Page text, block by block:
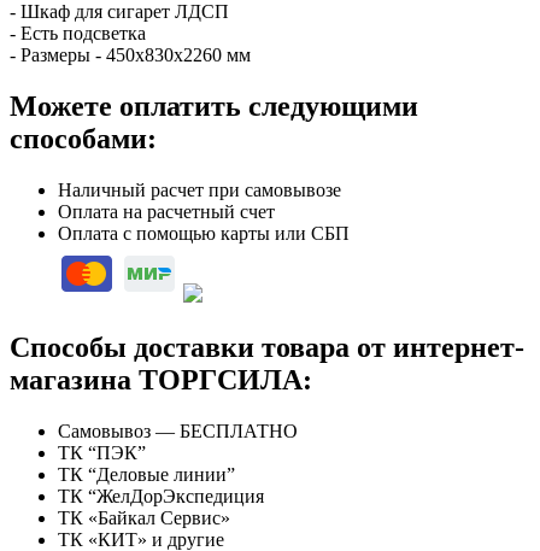
- Шкаф для сигарет ЛДСП
- Есть подсветка
- Размеры - 450х830х2260 мм
Можете оплатить следующими
способами:
Наличный расчет при самовывозе
Оплата на расчетный счет
Оплата с помощью карты или СБП
Способы доставки товара от интернет-
магазина ТОРГСИЛА:
Самовывоз — БЕСПЛАТНО
ТК “ПЭК”
ТК “Деловые линии”
ТК “ЖелДорЭкспедиция
ТК «Байкал Сервис»
ТК «КИТ» и другие